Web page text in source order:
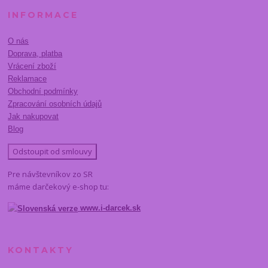
INFORMACE
O nás
Doprava, platba
Vrácení zboží
Reklamace
Obchodní podmínky
Zpracování osobních údajů
Jak nakupovat
Blog
Odstoupit od smlouvy
Pre návštevníkov zo SR
máme darčekový e-shop tu:
www.i-darcek.sk
KONTAKTY